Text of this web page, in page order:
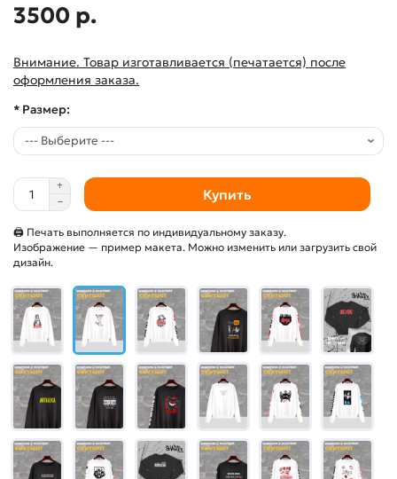
3500 р.
Внимание. Товар изготавливается (печатается) после
оформления заказа.
* Размер:
Купить
🖨 Печать выполняется по индивидуальному заказу.
Изображение — пример макета. Можно изменить или загрузить свой
дизайн.